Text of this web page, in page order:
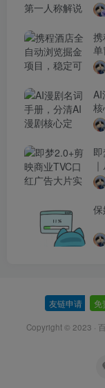
AI
程
友链申请 免
Copyright © 2023 ·